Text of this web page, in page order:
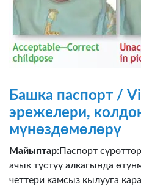
Башка паспорт /
эрежелери,
мүнөздөмөлөрү
Майыптар:Паспорт
ачык түстүү алкагында
четтери камсыз кылууга